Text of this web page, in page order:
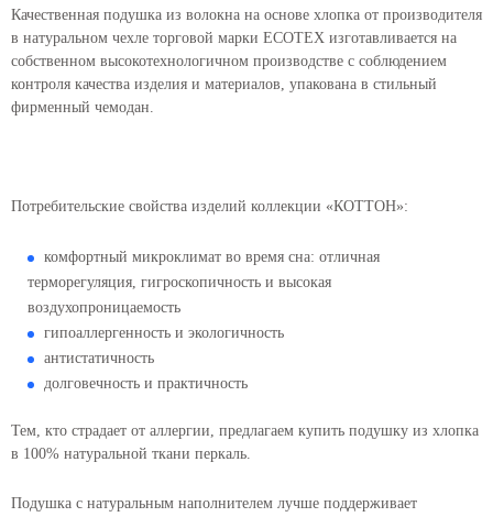
Качественная подушка из волокна на основе хлопка от производителя
в натуральном чехле торговой марки ECOTEX изготавливается на
собственном высокотехнологичном производстве с соблюдением
контроля качества изделия и материалов, упакована в стильный
фирменный чемодан.
Потребительские свойства изделий коллекции «КОТТОН»:
комфортный микроклимат во время сна: отличная
терморегуляция, гигроскопичность и высокая
воздухопроницаемость
гипоаллергенность и экологичность
антистатичность
долговечность и практичность
Тем, кто страдает от аллергии, предлагаем купить подушку из хлопка
в 100% натуральной ткани перкаль.
Подушка с натуральным наполнителем лучше поддерживает